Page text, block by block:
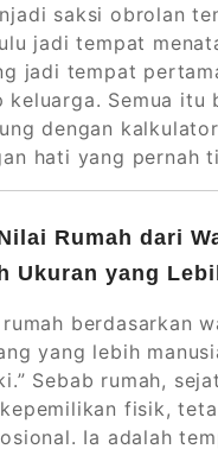
saksi obrolan
jadi tempat
jadi tempat
keluarga. Semua itu
dengan
hati yang pernah
Rumah dari
Ukuran yang
berdasarkan
yang lebih
Sebab rumah,
fisik,
Ia adalah